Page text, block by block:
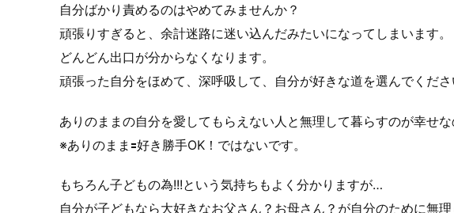
自分ばかり責めるのはやめてみませんか？
頑張りすぎると、余計迷路に迷い込んだみたいになってしまいます。
どんどん出口が分からなくなります。
頑張った自分をほめて、深呼吸して、自分が好きな道を選んでくださ
ありのままの自分を愛してもらえない人と無理して暮らすのが幸せな
※ありのまま🟰好き勝手OK！ではないです。
もちろん子どもの為!!!という気持ちもよく分かりますが…
自分が子どもなら大好きなお父さん？お母さん？が自分のために無